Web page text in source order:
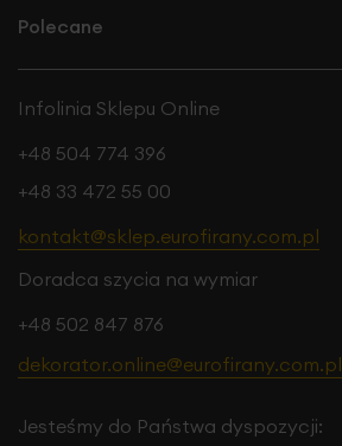
Polecane
Infolinia Sklepu Online
+48 504 774 396
+48 33 472 55 00
kontakt@sklep.eurofirany.com.pl
Doradca szycia na wymiar
+48 502 847 876
dekorator.online@eurofirany.com.pl
Jesteśmy do Państwa dyspozycji: